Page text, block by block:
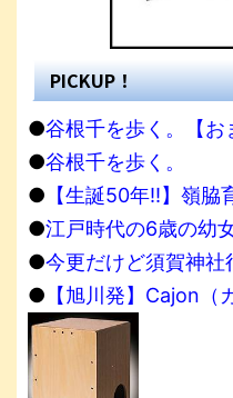
PICKUP！
●谷根千を歩く。【お
●谷根千を歩く。
● 【生誕50年!!】嶺脇
●江戸時代の6歳の幼
●今更だけど須賀神社
● 【旭川発】Cajon（